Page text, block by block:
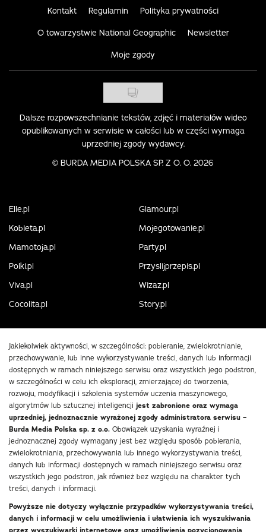
Kontakt Regulamin Polityka prywatności
O towarzystwie National Geographic Newsletter
Moje zgody
Dalsze rozpowszechnianie tekstów, zdjęć i materiałów wideo
opublikowanych w serwisie w całości lub w części wymaga
uprzedniej zgody wydawcy.
© BURDA MEDIA POLSKA SP. Z O. O. 2026
Elle.pl
Glamour.pl
Kobieta.pl
Mojegotowanie.pl
Mamotoja.pl
Party.pl
Polki.pl
Przyslijprzepis.pl
Viva.pl
Wizaz.pl
Cocolita.pl
Story.pl
Jakiekolwiek aktywności, w szczególności: pobieranie, zwielokrotnianie,
przechowywanie, lub inne wykorzystywanie treści, danych lub informacji
dostępnych w ramach niniejszego serwisu oraz wszystkich jego podstron,
w szczególności w celu ich eksploracji, zmierzającej do tworzenia,
rozwoju, modyfikacji i szkolenia systemów uczenia maszynowego,
algorytmów lub sztucznej inteligencji jest zabronione oraz wymaga
uprzedniej, jednoznacznie wyrażonej zgody administratora serwisu –
Burda Media Polska sp. z o.o. Obowiązek uzyskania wyraźnej i
jednoznacznej zgody wymagany jest bez względu sposób pobierania,
zwielokrotniania, przechowywania lub innego wykorzystywania treści,
danych lub informacji dostępnych w ramach niniejszego serwisu oraz
wszystkich jego podstron, jak również bez względu na charakter tych
treści, danych i informacji.
Powyższe nie dotyczy wyłącznie przypadków wykorzystywania treści,
danych i informacji w celu umożliwienia i ułatwienia ich wyszukiwania